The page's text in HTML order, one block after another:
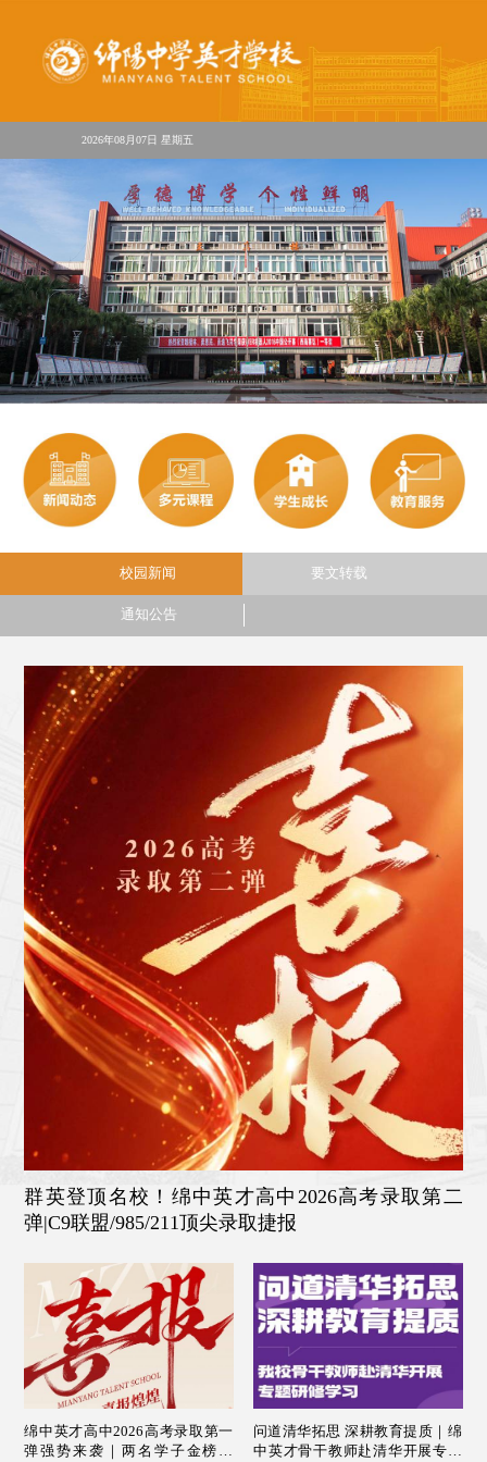
2026年08月07日 星期五
校园新闻 要文转载
通知公告
群英登顶名校！绵中英才高中2026高考录取第二
弹|C9联盟/985/211顶尖录取捷报
绵中英才高中2026高考录取第一
弹强势来袭｜两名学子金榜题
问道清华拓思 深耕教育提质｜绵
中英才骨干教师赴清华开展专题